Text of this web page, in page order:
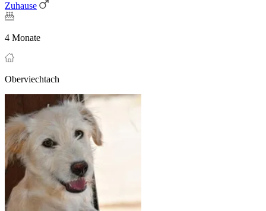
Zuhause
4 Monate
Oberviechtach